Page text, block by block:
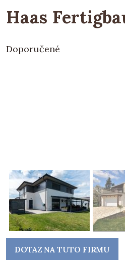
Haas
Doporučené
DOTAZ NA TUTO FIRMU